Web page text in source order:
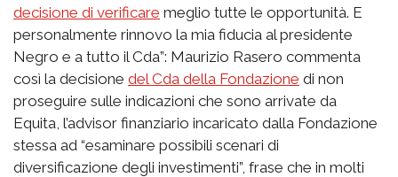
decisione di verificare meglio tutte le opportunità. E
personalmente rinnovo la mia fiducia al presidente
Negro e a tutto il Cda”: Maurizio Rasero commenta
così la decisione del Cda della Fondazione di non
proseguire sulle indicazioni che sono arrivate da
Equita, l’advisor finanziario incaricato dalla Fondazione
stessa ad “esaminare possibili scenari di
diversificazione degli investimenti”, frase che in molti